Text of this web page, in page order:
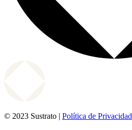
© 2023 Sustrato | Política de Privacidad